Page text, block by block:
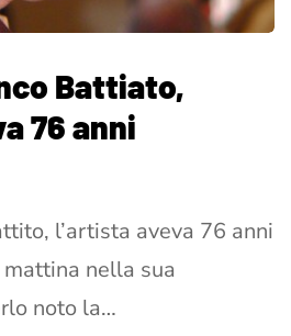
Battiato,
76 anni
l’artista aveva 76 anni
nella sua
noto la…